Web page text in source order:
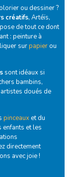
ou dessiner ?
créatifs, Artéïs,
de tout ce dont
: peinture à
surpapierou
sont idéaux si
bambins,
doués de
pinceauxet du
enfants et les
directement
avec joie !